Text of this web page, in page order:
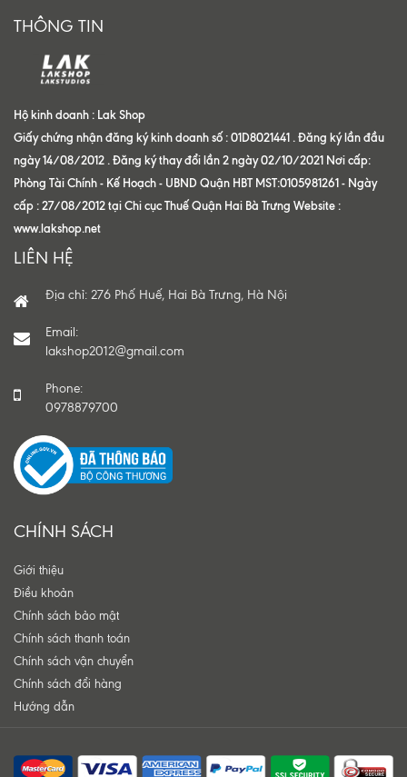
THÔNG TIN
Hộ kinh doanh : Lak Shop
Giấy chứng nhận đăng ký kinh doanh số : 01D8021441 . Đăng ký lần đầu
ngày 14/08/2012 . Đăng ký thay đổi lần 2 ngày 02/10/2021 Nơi cấp:
Phòng Tài Chính - Kế Hoạch - UBND Quận HBT MST:0105981261 - Ngày
cấp : 27/08/2012 tại Chi cục Thuế Quận Hai Bà Trưng Website :
www.lakshop.net
LIÊN HỆ
Địa chỉ: 276 Phố Huế, Hai Bà Trưng, Hà Nội
Email:
lakshop2012@gmail.com
Phone:
0978879700
CHÍNH SÁCH
Giới thiệu
Điều khoản
Chính sách bảo mật
Chính sách thanh toán
Chính sách vận chuyển
Chính sách đổi hàng
Hướng dẫn